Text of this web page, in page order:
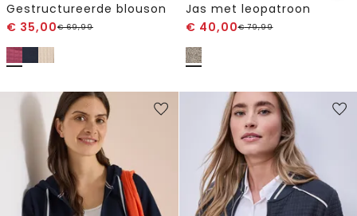
Gestructureerde blouson
€ 35,00€69,99
Jas met leopatroon
€ 40,00€79,99